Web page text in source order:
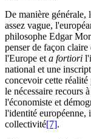
De manière générale,
assez vague,
philosophe Edgar
penser de façon claire
l'Europe et a fortiori
national et une
concevoir cette réalité
le nécessaire recours
l'économiste et
l'identité
collectivité[7].